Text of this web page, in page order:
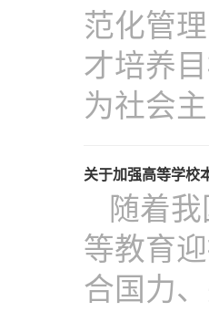
范化管
才培养
为社会
关于加强高等学校
随着
等教育
合国力